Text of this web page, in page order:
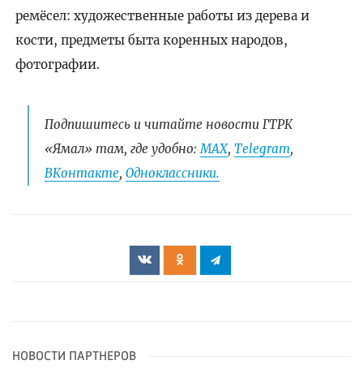
ремёсел: художественные работы из дерева и
кости, предметы быта коренных народов,
фотографии.
Подпишитесь и читайте новости ГТРК
«Ямал» там, где удобно:МАХ, Telegram,
ВКонтакте, Одноклассники.
НОВОСТИ ПАРТНЕРОВ